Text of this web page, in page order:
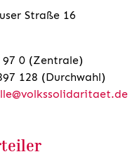
Straße 16
97 0 (Zentrale)
128 (Durchwahl)